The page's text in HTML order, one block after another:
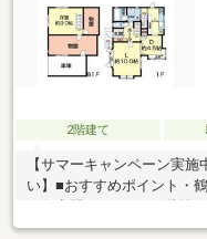
2階建て
【サマーキャンペーン実
い】■おすすめポイント・
置など豊富な収納で片づけ